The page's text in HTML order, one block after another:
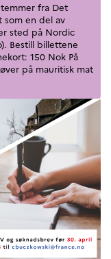
fra Det
som en del av
sted på Nordic
Bestill billettene
150 Nok På
på mauritisk mat